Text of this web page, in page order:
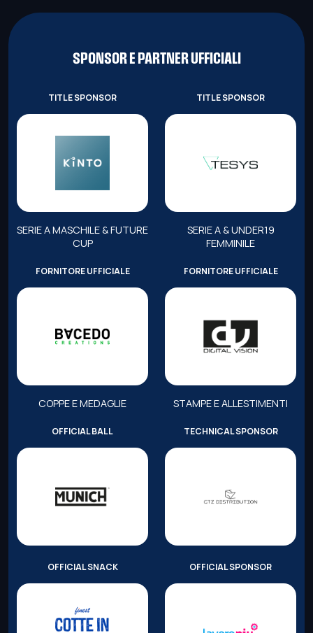
SPONSOR E PARTNER UFFICIALI
TITLE SPONSOR
SERIE A MASCHILE & FUTURE
CUP
TITLE SPONSOR
SERIE A & UNDER19
FEMMINILE
FORNITORE UFFICIALE
COPPE E MEDAGLIE
FORNITORE UFFICIALE
STAMPE E ALLESTIMENTI
OFFICIAL BALL TECHNICAL SPONSOR
OFFICIAL SNACK OFFICIAL SPONSOR